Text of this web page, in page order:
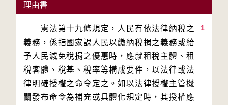
理由書
1
憲法第十九條規定，人民有依法律納稅之
義務，係指國家課人民以繳納稅捐之義務或給
予人民減免稅捐之優惠時，應就租稅主體、租
稅客體、稅基、稅率等構成要件，以法律或法
律明確授權之命令定之。如以法律授權主管機
關發布命令為補充或具體化規定時，其授權應